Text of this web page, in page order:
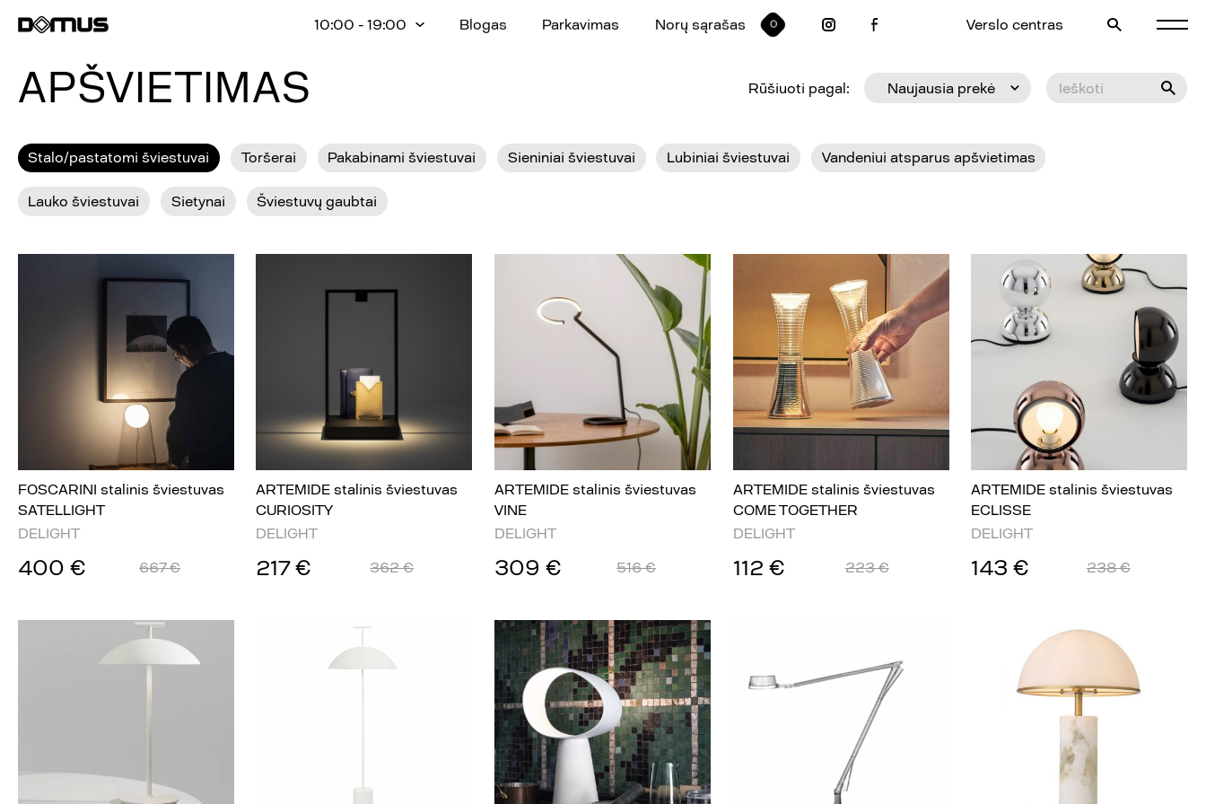
10:00 - 19:00 Blogas Parkavimas Norų sąrašas 0 Verslo centras
APŠVIETIMAS Rūšiuoti pagal: Naujausia prekė
Stalo/pastatomi šviestuvai Toršerai Pakabinami šviestuvai Sieniniai šviestuvai Lubiniai šviestuvai Vandeniui atsparus apšvietimas
Lauko šviestuvai Sietynai Šviestuvų gaubtai
FOSCARINI stalinis šviestuvas
SATELLIGHT
DELIGHT
400 € 667 €
ARTEMIDE stalinis šviestuvas
CURIOSITY
DELIGHT
217 € 362 €
ARTEMIDE stalinis šviestuvas
VINE
DELIGHT
309 € 516 €
ARTEMIDE stalinis šviestuvas
COME TOGETHER
DELIGHT
112 € 223 €
ARTEMIDE stalinis šviestuvas
ECLISSE
DELIGHT
143 € 238 €